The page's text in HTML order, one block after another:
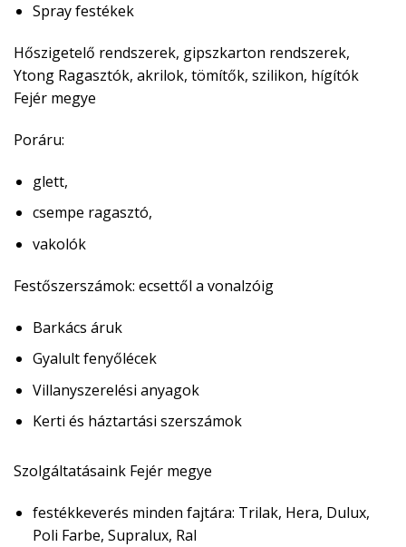
Spray festékek
Hőszigetelő rendszerek, gipszkarton rendszerek,
Ytong Ragasztók, akrilok, tömítők, szilikon, hígítók
Fejér megye
Poráru:
glett,
csempe ragasztó,
vakolók
Festőszerszámok: ecsettől a vonalzóig
Barkács áruk
Gyalult fenyőlécek
Villanyszerelési anyagok
Kerti és háztartási szerszámok
Szolgáltatásaink Fejér megye
festékkeverés minden fajtára: Trilak, Hera, Dulux,
Poli Farbe, Supralux, Ral